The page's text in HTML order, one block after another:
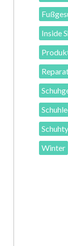
Inside
Winter